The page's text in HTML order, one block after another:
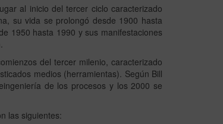
al inicio del tercer ciclo caracterizado
su vida se prolongó desde 1900 hasta
1950 hasta 1990 y sus manifestaciones
del tercer milenio, caracterizado
medios (herramientas). Según Bill
de los procesos y los 2000 se
las siguientes: